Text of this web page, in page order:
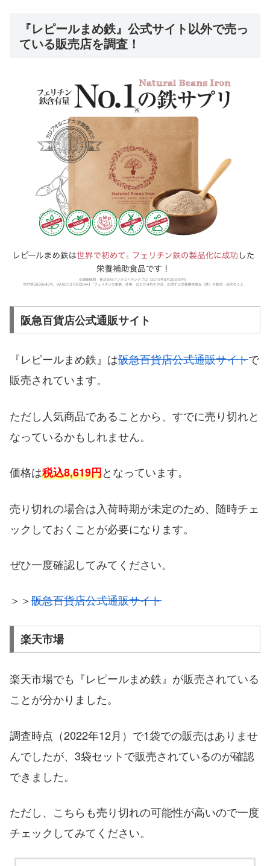
『レピールまめ鉄』公式サイト以外で売っ
ている販売店を調査！
阪急百貨店公式通販サイト
『レピールまめ鉄』は阪急百貨店公式通販サイトで
販売されています。
ただし人気商品であることから、すでに売り切れと
なっているかもしれません。
価格は税込8,619円となっています。
売り切れの場合は入荷時期が未定のため、随時チェ
ックしておくことが必要になります。
ぜひ一度確認してみてください。
＞＞阪急百貨店公式通販サイト
楽天市場
楽天市場でも『レピールまめ鉄』が販売されている
ことが分かりました。
調査時点（2022年12月）で1袋での販売はありませ
んでしたが、3袋セットで販売されているのが確認
できました。
ただし、こちらも売り切れの可能性が高いので一度
チェックしてみてください。